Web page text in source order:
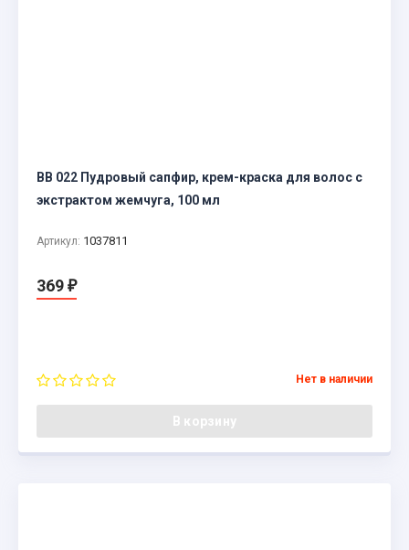
BB 022 Пудровый сапфир, крем-краска для волос с
экстрактом жемчуга, 100 мл
Артикул: 1037811
369 ₽
Нет в наличии
В корзину